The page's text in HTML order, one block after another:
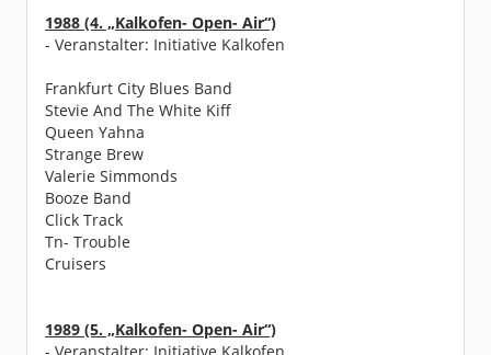
1988 (4. „Kalkofen- Open- Air“)
- Veranstalter: Initiative Kalkofen
Frankfurt City Blues Band
Stevie And The White Kiff
Queen Yahna
Strange Brew
Valerie Simmonds
Booze Band
Click Track
Tn- Trouble
Cruisers
1989 (5. „Kalkofen- Open- Air“)